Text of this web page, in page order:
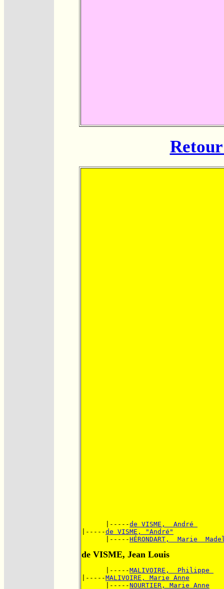
      |-----
de VISME,  André
|-----de VISME, "André"
      |-----
HÉRONDART,  Marie
de VISME, Jean Louis
      |-----
MALIVOIRE,  Philippe
|-----MALIVOIRE, Marie Anne
      |-----
NOURTIER, Marie Anne